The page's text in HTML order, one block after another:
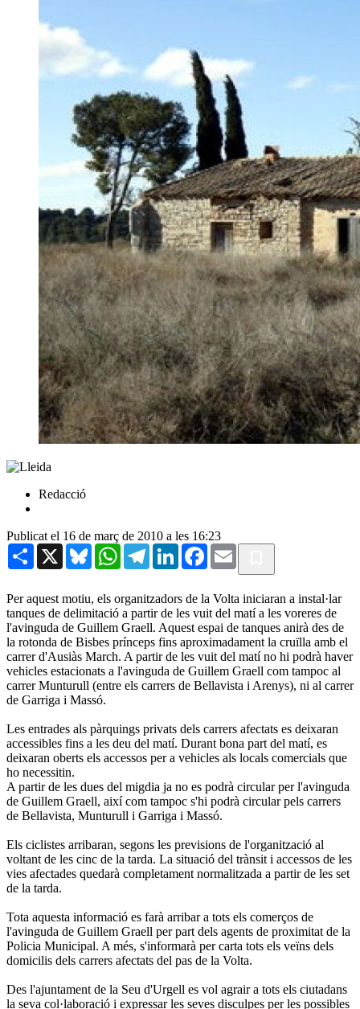
Redacció
Publicat el 16 de març de 2010 a les 16:23
Share X BlueskyWhatsAppTelegramLinkedInFacebook
Email
Per aquest motiu, els organitzadors de la Volta iniciaran a instal·lar
tanques de delimitació a partir de les vuit del matí a les voreres de
l'avinguda de Guillem Graell. Aquest espai de tanques anirà des de
la rotonda de Bisbes prínceps fins aproximadament la cruïlla amb el
carrer d'Ausiàs March. A partir de les vuit del matí no hi podrà haver
vehicles estacionats a l'avinguda de Guillem Graell com tampoc al
carrer Munturull (entre els carrers de Bellavista i Arenys), ni al carrer
de Garriga i Massó.
Les entrades als pàrquings privats dels carrers afectats es deixaran
accessibles fins a les deu del matí. Durant bona part del matí, es
deixaran oberts els accessos per a vehicles als locals comercials que
ho necessitin.
A partir de les dues del migdia ja no es podrà circular per l'avinguda
de Guillem Graell, així com tampoc s'hi podrà circular pels carrers
de Bellavista, Munturull i Garriga i Massó.
Els ciclistes arribaran, segons les previsions de l'organització al
voltant de les cinc de la tarda. La situació del trànsit i accessos de les
vies afectades quedarà completament normalitzada a partir de les set
de la tarda.
Tota aquesta informació es farà arribar a tots els comerços de
l'avinguda de Guillem Graell per part dels agents de proximitat de la
Policia Municipal. A més, s'informarà per carta tots els veïns dels
domicilis dels carrers afectats del pas de la Volta.
Des l'ajuntament de la Seu d'Urgell es vol agrair a tots els ciutadans
la seva col·laboració i expressar les seves disculpes per les possibles